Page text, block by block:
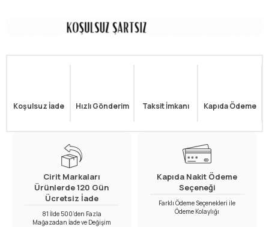
Koşulsuz İade Hızlı Gönderim Taksit İmkanı Kapıda Ödeme
Cirit Markaları
Ürünlerde 120 Gün
Ücretsiz İade
81 İlde 500’den Fazla
Mağazadan İade ve Değişim
Kapıda Nakit Ödeme
Seçeneği
Farklı Ödeme Seçenekleri ile
Ödeme Kolaylığı